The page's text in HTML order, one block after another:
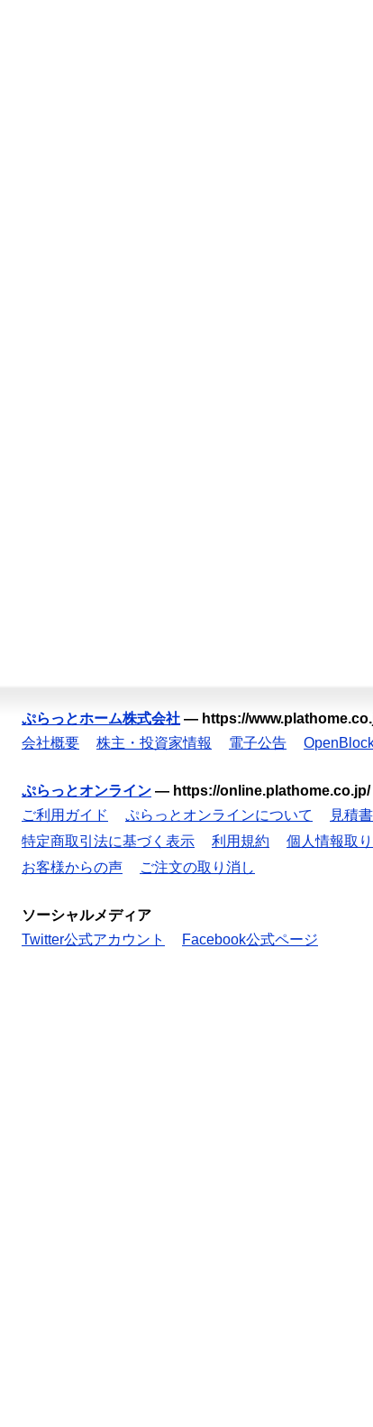
ぷらっとホーム株式会社 — https://
会社概要
株主・投資家情報 電子公告
ぷらっとオンライン — https://online.plathome.co.jp/
ご利用ガイド
ぷらっとオンラインについて 見積
特定商取引法に基づく表示
利用規約 個人情報取
お客様からの声
ご注文の取り消し
ソーシャルメディア
Twitter公式アカウント
Facebook公式ページ